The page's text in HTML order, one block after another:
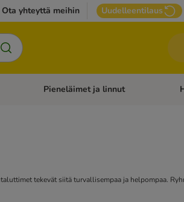
Ota yhteyttä meihin Uudelleentilaus
Kissan tarvikkeetAvaa kategoriavalikko: Terveydenhoito
Pieneläimet ja linnut
tekevät siitä turvallisempaa ja helpompaa.